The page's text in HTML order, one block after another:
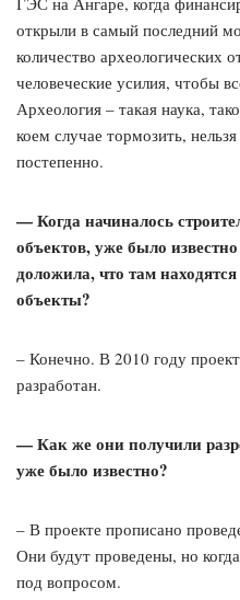
открыли в самый последний
количество археологических
человеческие усилия, чтобы
Археология – такая наука,
коем случае тормозить,
постепенно.
— Когда начиналось
объектов, уже было
доложила, что там
объекты?
– Конечно. В 2010 году
разработан.
— Как же они получили
уже было известно?
– В проекте прописано
Они будут проведены, но
под вопросом.